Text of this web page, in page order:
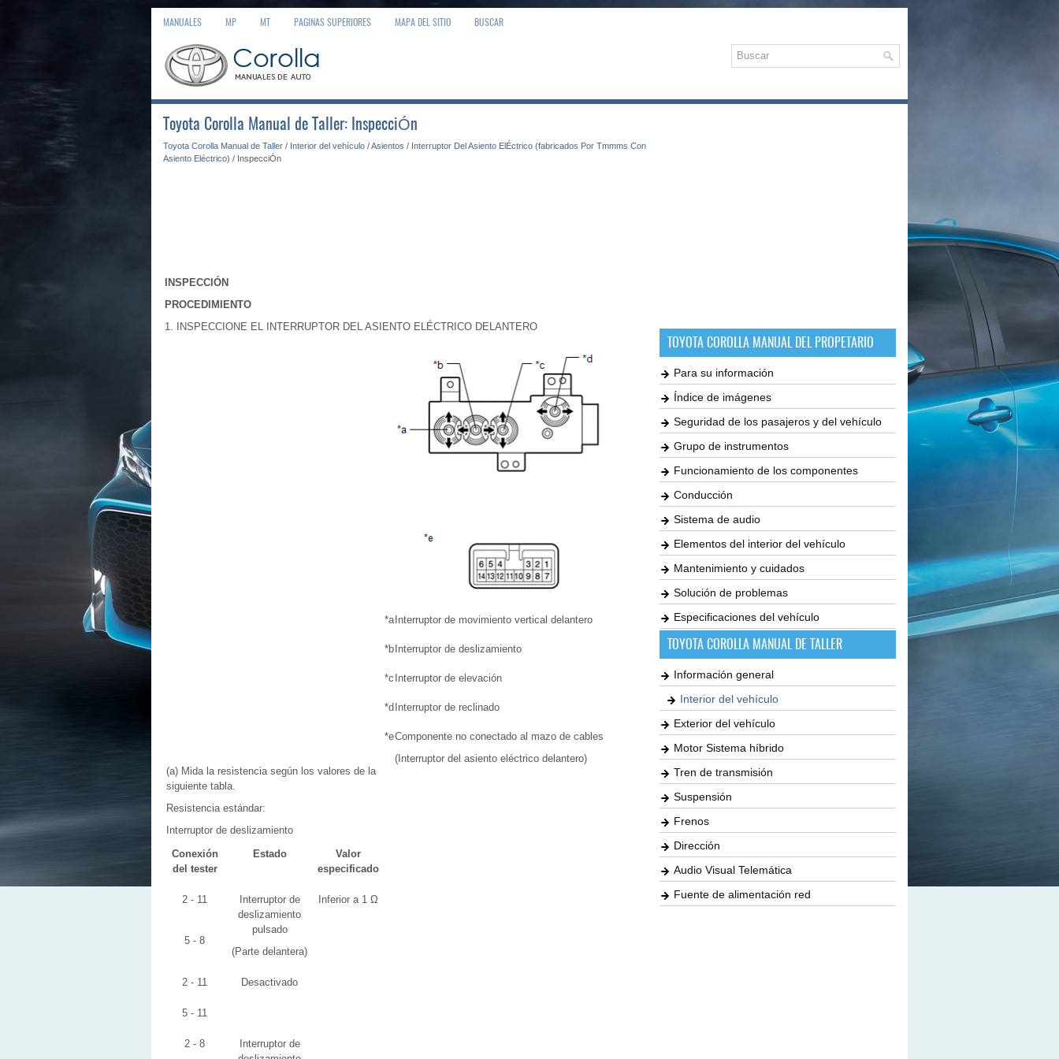
MANUALES MP MT PAGINAS SUPERIORES MAPA DEL SITIO BUSCAR
Toyota Corolla Manual de Taller: InspecciÓn
Toyota Corolla Manual de Taller / Interior del vehículo /Asientos / Interruptor Del Asiento ElÉctrico (fabricados Por Tmmms Con
Asiento Eléctrico) / InspecciÓn
INSPECCIÓN
PROCEDIMIENTO
1. INSPECCIONE EL INTERRUPTOR DEL ASIENTO ELÉCTRICO DELANTERO
(a) Mida la resistencia según los valores de la
siguiente tabla.
Resistencia estándar:
Interruptor de deslizamiento
Conexión
del tester
Estado
Valor
especificado
2 - 11
Interruptor de
deslizamiento
pulsado
(Parte delantera)
Inferior a 1 Ω
5 - 8
2 - 11 Desactivado
5 - 11
2 - 8
Interruptor de
*a Interruptor de movimiento vertical delantero
*b Interruptor de deslizamiento
*c Interruptor de elevación
*d Interruptor de reclinado
*eComponente no conectado al mazo de cables
(Interruptor del asiento eléctrico delantero)
TOYOTA COROLLA MANUAL DEL PROPETARIO
Para su información
Índice de imágenes
Seguridad de los pasajeros y del vehículo
Grupo de instrumentos
Funcionamiento de los componentes
Conducción
Sistema de audio
Elementos del interior del vehículo
Mantenimiento y cuidados
Solución de problemas
Especificaciones del vehículo
TOYOTA COROLLA MANUAL DE TALLER
Información general
Interior del vehículo
Exterior del vehículo
Motor Sistema híbrido
Tren de transmisión
Suspensión
Frenos
Dirección
Audio Visual Telemática
Fuente de alimentación red